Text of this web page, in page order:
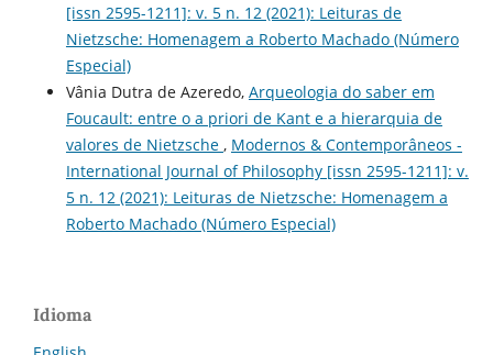
[issn 2595-1211]: v. 5 n. 12 (2021): Leituras de
Nietzsche: Homenagem a Roberto Machado (Número
Especial)
Vânia Dutra de Azeredo, Arqueologia do saber em
Foucault: entre o a priori de Kant e a hierarquia de
valores de Nietzsche , Modernos & Contemporâneos -
International Journal of Philosophy [issn 2595-1211]: v.
5 n. 12 (2021): Leituras de Nietzsche: Homenagem a
Roberto Machado (Número Especial)
Idioma